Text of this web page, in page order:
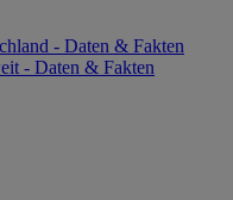
- Daten & Fakten
- Daten & Fakten